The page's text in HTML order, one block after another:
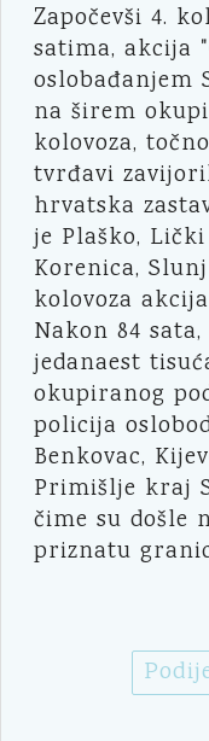
Započevši 4.
satima, akcija
oslobađanjem
na širem
kolovoza,
tvrđavi
hrvatska
je Plaško,
Korenica,
kolovoza
Nakon 84
jedanaest
okupiranog
policija
Benkovac,
Primišlje kraj
čime su došle
priznatu